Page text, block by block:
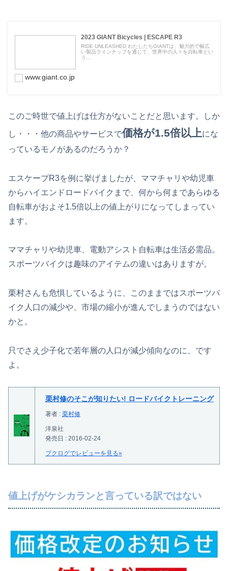
2023 GIANT Bicycles | ESCAPE R3
RIDE UNLEASHED わたしたちGIANTは、魅力的で幅広
い製品ラインナップを通じて、世界中の人々を自転車とい
う...
www.giant.co.jp
このご時世で値上げは仕方がないことだと思います。しか
し・・・他の商品やサービスで価格が1.5倍以上にな
っているモノがあるのだろうか？
エスケープR3を例に挙げましたが、ママチャリや幼児車
からハイエンドロードバイクまで、何から何まであらゆる
自転車がおよそ1.5倍以上の値上がりになってしまってい
ます。
ママチャリや幼児車、電動アシスト自転車は生活必需品。
スポーツバイクは趣味のアイテムの違いはありますが。
栗村さんも危惧しているように、このままではスポーツバ
イク人口の減少や、市場の縮小が進んでしまうのではない
かと。
只でさえ少子化で若年層の人口が減少傾向なのに、です
よ。
栗村修のそこが知りたい! ロードバイクトレーニング
著者 : 栗村修
洋泉社
発売日 : 2016-02-24
ブクログでレビューを見る»
値上げがケシカランと言っている訳ではない